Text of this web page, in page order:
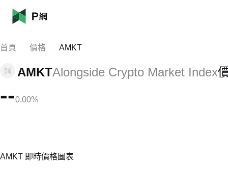
首頁 價格 AMKT
AMKTAlongside Crypto Market Index
--0.00%
AMKT 即時價格圖表